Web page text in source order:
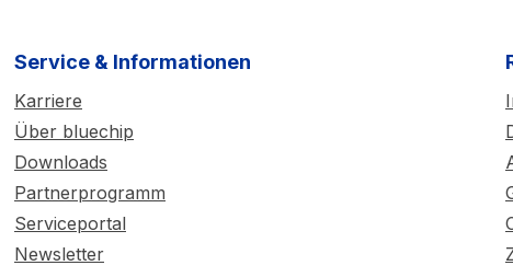
Service & Informationen
Karriere
Über bluechip
Downloads
Partnerprogramm
Serviceportal
Newsletter